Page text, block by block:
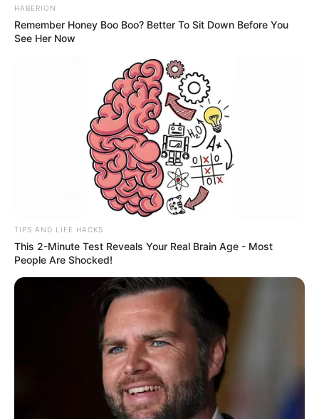
HABERION
Remember Honey Boo Boo? Better To Sit Down Before You
See Her Now
TIPS AND LIFE HACKS
This 2-Minute Test Reveals Your Real Brain Age - Most
People Are Shocked!